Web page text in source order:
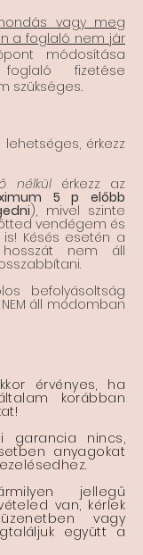
vagy meg
a foglaló nem jár
módosítása
fizetése
szükséges.
lehetséges, érkezz
nélkülérkezz az
5 p előbb
), mivel szinte
vendégem és
Késés esetén a
nem áll
befolyásoltság
áll módomban
érvényes, ha
korábban
garancia nincs,
anyagokat
jellegű
van, kérlek
vagy
együtt a